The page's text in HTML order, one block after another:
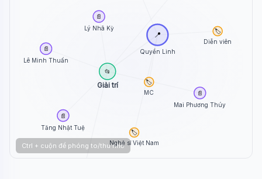
Quyền Linh
📍
Giải trí
📂
Lý Nhã Kỳ
📄
Mai Phương Thúy
📄
Tăng Nhật Tuệ
📄
Lê Minh Thuấn
📄
Diễn viên
🏷️
MC
🏷️
Nghệ sĩ Việt Nam
🏷️
Ctrl + cuộn để phóng to/thu nhỏ